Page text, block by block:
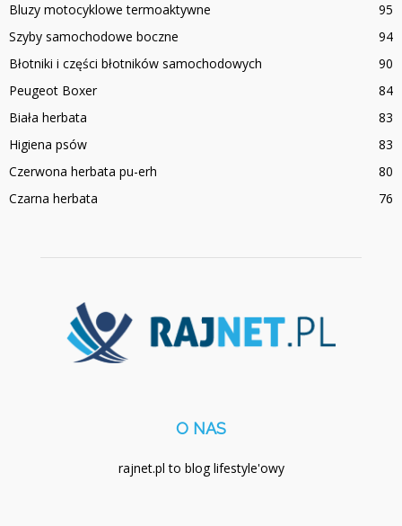
Bluzy motocyklowe termoaktywne
95
Szyby samochodowe boczne
94
Błotniki i części błotników samochodowych
90
Peugeot Boxer
84
Biała herbata
83
Higiena psów
83
Czerwona herbata pu-erh
80
Czarna herbata
76
O NAS
rajnet.pl to blog lifestyle'owy